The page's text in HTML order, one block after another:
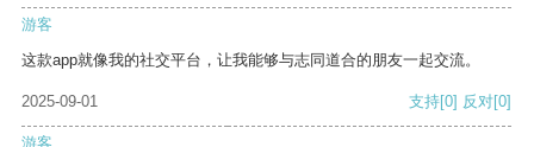
游客
这款app就像我的社交平台，让我能够与志同道合的朋友一起交流。
2025-09-01 支持[0] 反对[0]
游客